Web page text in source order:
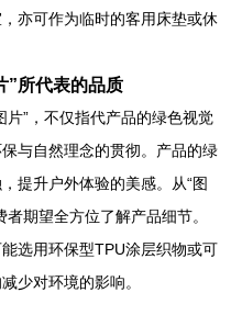
，亦可作为临时的客用床垫或休
”所代表的品质
片”，不仅指代产品的绿色视觉
与自然理念的贯彻。产品的绿
提升户外体验的美感。从“图
期望全方位了解产品细节。
选用环保型TPU涂层织物或可
少对环境的影响。